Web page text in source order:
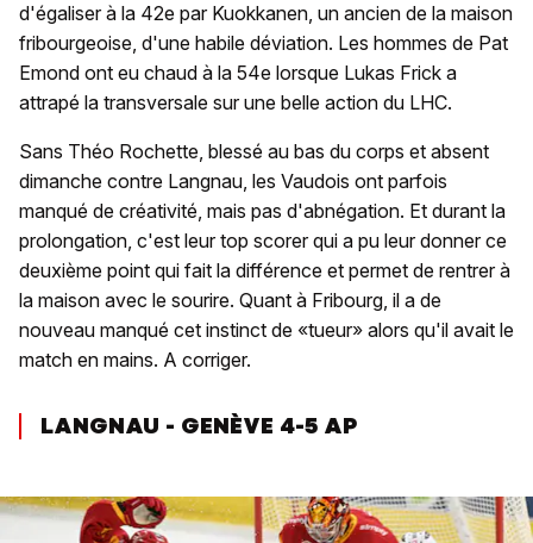
d'égaliser à la 42e par Kuokkanen, un ancien de la maison
fribourgeoise, d'une habile déviation. Les hommes de Pat
Emond ont eu chaud à la 54e lorsque Lukas Frick a
attrapé la transversale sur une belle action du LHC.
Sans Théo Rochette, blessé au bas du corps et absent
dimanche contre Langnau, les Vaudois ont parfois
manqué de créativité, mais pas d'abnégation. Et durant la
prolongation, c'est leur top scorer qui a pu leur donner ce
deuxième point qui fait la différence et permet de rentrer à
la maison avec le sourire. Quant à Fribourg, il a de
nouveau manqué cet instinct de «tueur» alors qu'il avait le
match en mains. A corriger.
LANGNAU - GENÈVE 4-5 AP